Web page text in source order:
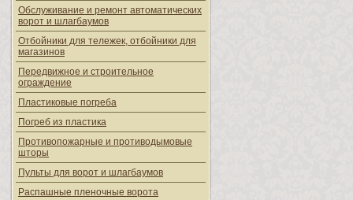
Обслуживание и ремонт автоматических
ворот и шлагбаумов
Отбойники для тележек, отбойники для
магазинов
Передвижное и строительное
ограждение
Пластиковые погреба
Погреб из пластика
Противопожарные и противодымовые
шторы
Пульты для ворот и шлагбаумов
Распашные пленочные ворота